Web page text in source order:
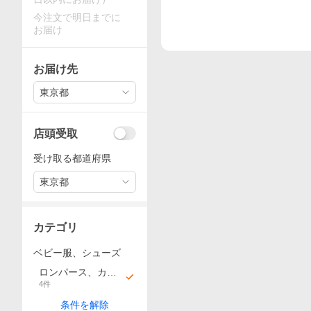
今注文で明日までに
お届け
お届け先
東京都
店頭受取
受け取る都道府県
東京都
カテゴリ
ベビー服、シューズ
ロンパース、カバ
ーオール
4件
条件を解除